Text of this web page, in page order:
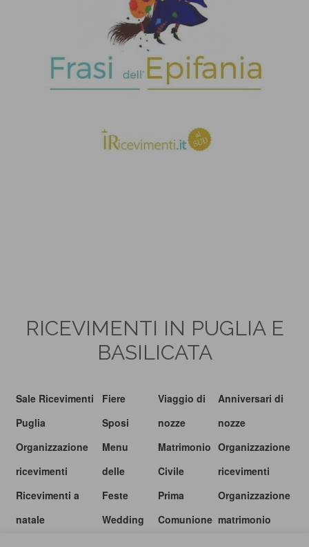
RICEVIMENTI IN PUGLIA E
BASILICATA
Sale Ricevimenti
Puglia
Organizzazione
ricevimenti
Ricevimenti a
natale
Fiere
Sposi
Menu
delle
Feste
Wedding
Viaggio di
nozze
Matrimonio
Civile
Prima
Comunione
Anniversari di
nozze
Organizzazione
ricevimenti
Organizzazione
matrimonio